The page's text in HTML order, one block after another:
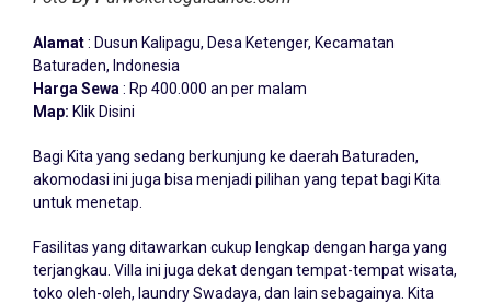
Alamat: Dusun Kalipagu, Desa Ketenger, Kecamatan
Baturaden, Indonesia
Harga Sewa : Rp 400.000 an per malam
Map: Klik Disini
Bagi Kita yang sedang berkunjung ke daerah Baturaden,
akomodasi ini juga bisa menjadi pilihan yang tepat bagi Kita
untuk menetap.
Fasilitas yang ditawarkan cukup lengkap dengan harga yang
terjangkau. Villa ini juga dekat dengan tempat-tempat wisata,
toko oleh-oleh, laundry Swadaya, dan lain sebagainya. Kita